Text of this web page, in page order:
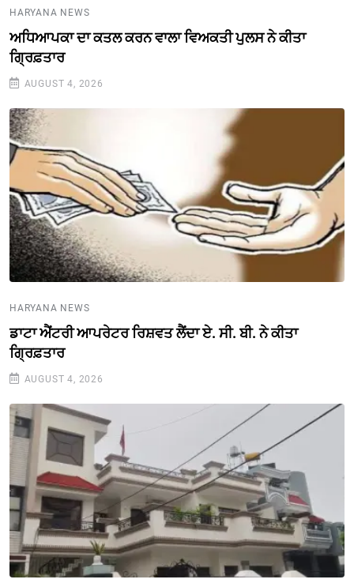
HARYANA NEWS
ਅਧਿਆਪਕਾ ਦਾ ਕਤਲ ਕਰਨ ਵਾਲਾ ਵਿਅਕਤੀ ਪੁਲਸ ਨੇ ਕੀਤਾ
ਗ੍ਰਿਫ਼ਤਾਰ
AUGUST 4, 2026
HARYANA NEWS
ਡਾਟਾ ਐਂਟਰੀ ਆਪਰੇਟਰ ਰਿਸ਼ਵਤ ਲੈਂਦਾ ਏ. ਸੀ. ਬੀ. ਨੇ ਕੀਤਾ
ਗ੍ਰਿਫ਼ਤਾਰ
AUGUST 4, 2026